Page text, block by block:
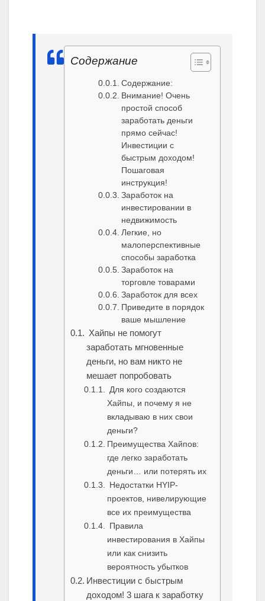
Содержание
Содержание:
Внимание! Очень
простой способ
заработать деньги
прямо сейчас!
Инвестиции с
быстрым доходом!
Пошаговая
инструкция!
Заработок на
инвестировании в
недвижимость
Легкие, но
малоперспективные
способы заработка
Заработок на
торговле товарами
Заработок для всех
Приведите в порядок
ваше мышление
Хайпы не помогут
заработать мгновенные
деньги, но вам никто не
мешает попробовать
Для кого создаются
Хайпы, и почему я не
вкладываю в них свои
деньги?
Преимущества Хайпов:
где легко заработать
деньги… или потерять их
Недостатки HYIP-
проектов, нивелирующие
все их преимущества
Правила
инвестирования в Хайпы
или как снизить
вероятность убытков
Инвестиции с быстрым
доходом! 3 шага к заработку